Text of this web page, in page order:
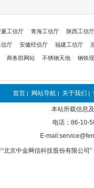
夏工信厅 青海工信厅 陕西工信厅
信厅 安徽经信厅 福建工信厅
商务部网站 不锈钢天地 钢铁
首页 | 网站导航 | 关于我们 |
本站所载信息
电话：86-10-
E-
北京中金网信科技股份有限公司